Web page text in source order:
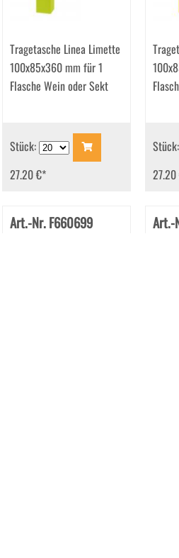
Tragetasche Linea Limette
100x85x360 mm für 1
Flasche Wein oder Sekt
Stück:
27.20 €*
Stück:
Art.-Nr. F660699 Art.-